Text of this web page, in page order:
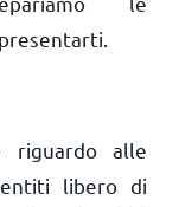
riguardo alle
libero di